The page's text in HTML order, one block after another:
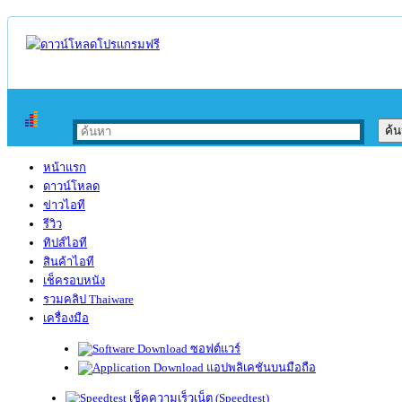
หน้าแรก
ดาวน์โหลด
ข่าวไอที
รีวิว
ทิปส์ไอที
สินค้าไอที
เช็ครอบหนัง
รวมคลิป Thaiware
เครื่องมือ
ซอฟต์แวร์
แอปพลิเคชันบนมือถือ
เช็คความเร็วเน็ต (Speedtest)